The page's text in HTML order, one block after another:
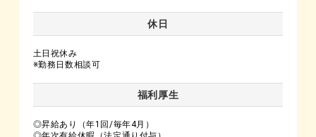
休日
土日祝休み
※勤務日数相談可
福利厚生
◎昇給あり（年1回/毎年4月）